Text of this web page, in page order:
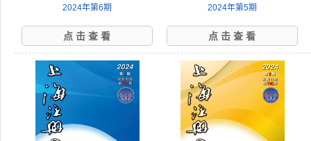
2024年第6期
点 击 查 看
2024年第5期
点 击 查 看